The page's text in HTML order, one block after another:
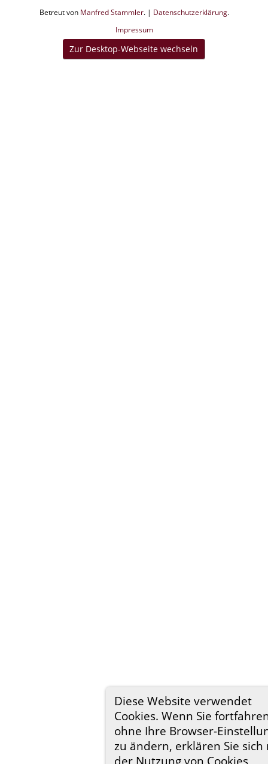
Diese Website verwendet
Cookies. Wenn Sie
ohne Ihre Browser-
zu ändern, erklären Sie sich
der Nutzung von Cookies
Betreut von Manfred Stammler. | Datenschutzerklärung.
Impressum
Zur Desktop-Webseite wechseln